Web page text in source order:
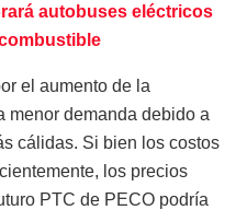
autobuses eléctricos
el aumento de la
menor demanda debido a
cálidas. Si bien los costos
los precios
PTC de PECO podría